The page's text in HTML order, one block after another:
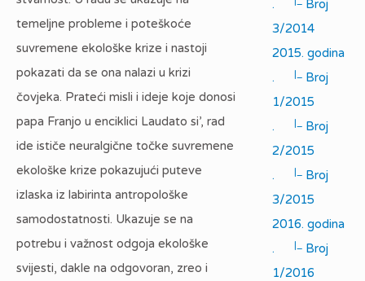
temeljne probleme i poteškoće
suvremene ekološke krize i nastoji
pokazati da se ona nalazi u krizi
čovjeka. Prateći misli i ideje koje donosi
papa Franjo u enciklici Laudato si’, rad
ide ističe neuralgične točke suvremene
ekološke krize pokazujući puteve
izlaska iz labirinta antropološke
samodostatnosti. Ukazuje se na
potrebu i važnost odgoja ekološke
svijesti, dakle na odgovoran, zreo i
.
Broj
3/2014
2015. godina
.
|_ Broj
1/2015
.
|_ Broj
2/2015
.
|_ Broj
3/2015
2016. godina
.
|_ Broj
1/2016